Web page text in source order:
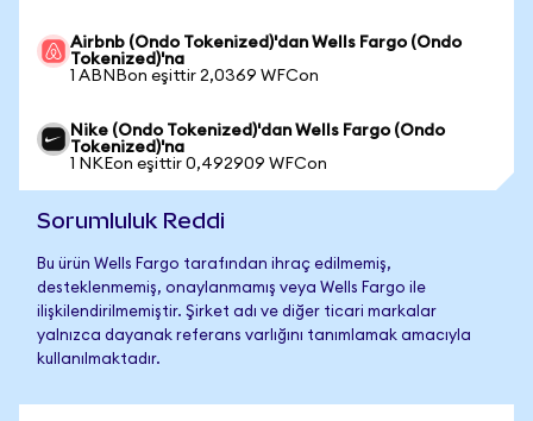
Airbnb (Ondo Tokenized)'dan Wells Fargo (Ondo
Tokenized)'na
1 ABNBon eşittir 2,0369 WFCon
Nike (Ondo Tokenized)'dan Wells Fargo (Ondo
Tokenized)'na
1 NKEon eşittir 0,492909 WFCon
Sorumluluk Reddi
Bu ürün Wells Fargo tarafından ihraç edilmemiş,
desteklenmemiş, onaylanmamış veya Wells Fargo ile
ilişkilendirilmemiştir. Şirket adı ve diğer ticari markalar
yalnızca dayanak referans varlığını tanımlamak amacıyla
kullanılmaktadır.